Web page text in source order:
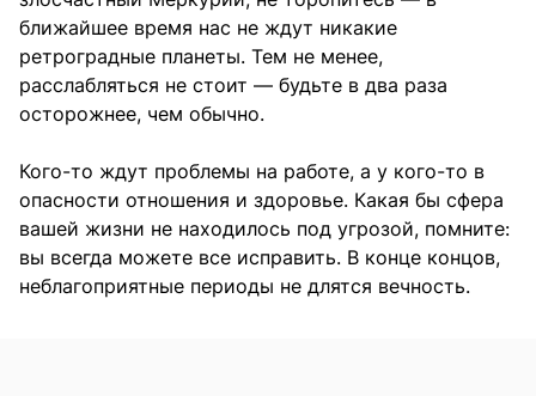
ближайшее время нас не ждут никакие
ретроградные планеты. Тем не менее,
расслабляться не стоит — будьте в два раза
осторожнее, чем обычно.
Кого-то ждут проблемы на работе, а у кого-то в
опасности отношения и здоровье. Какая бы сфера
вашей жизни не находилось под угрозой, помните:
вы всегда можете все исправить. В конце концов,
неблагоприятные периоды не длятся вечность.